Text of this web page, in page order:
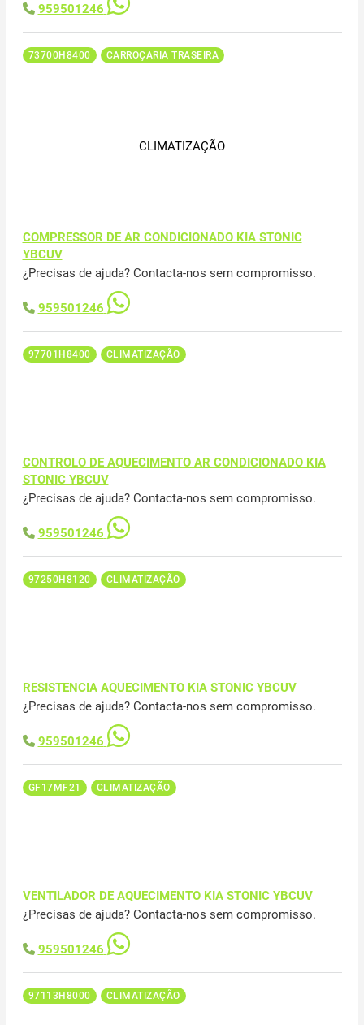
959501246
73700H8400 CARROÇARIA TRASEIRA
CLIMATIZAÇÃO
COMPRESSOR DE AR CONDICIONADO KIA STONIC
YBCUV
¿Precisas de ajuda? Contacta-nos sem compromisso.
959501246
97701H8400 CLIMATIZAÇÃO
CONTROLO DE AQUECIMENTO AR CONDICIONADO KIA
STONIC YBCUV
¿Precisas de ajuda? Contacta-nos sem compromisso.
959501246
97250H8120 CLIMATIZAÇÃO
RESISTENCIA AQUECIMENTO KIA STONIC YBCUV
¿Precisas de ajuda? Contacta-nos sem compromisso.
959501246
GF17MF21 CLIMATIZAÇÃO
VENTILADOR DE AQUECIMENTO KIA STONIC YBCUV
¿Precisas de ajuda? Contacta-nos sem compromisso.
959501246
97113H8000 CLIMATIZAÇÃO